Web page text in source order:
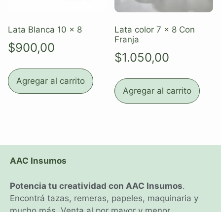
Lata Blanca 10 x 8
$900,00
Agregar al carrito
Lata color 7 x 8 Con
Franja
$1.050,00
Agregar al carrito
AAC Insumos
Potencia tu creatividad con AAC Insumos.
Encontrá tazas, remeras, papeles, maquinaria y